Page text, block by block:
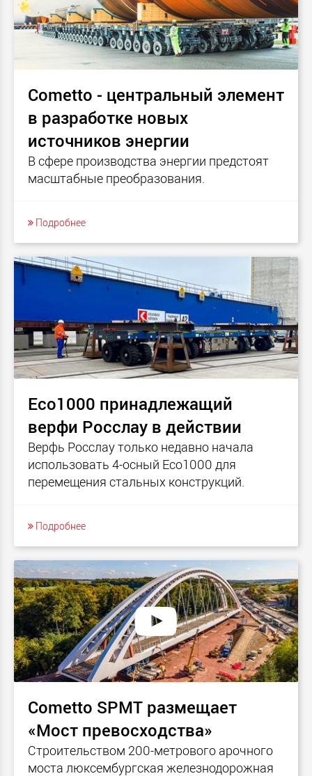
Cometto - центральный элемент
в разработке новых
источников энергии
В сфере производства энергии предстоят
масштабные преобразования.
Подробнее
Eco1000 принадлежащий
верфи Росслау в действии
Bерфь Росслау только недавно начала
использовать 4-осный Eco1000 для
перемещения стальных конструкций.
Подробнее
Cometto SPMT размещает
«Мост превосходства»
Строительством 200-метрового арочного
моста люксембургская железнодорожная